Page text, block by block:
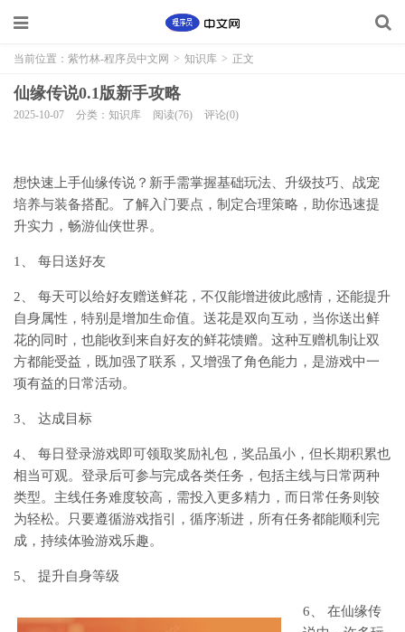
当前位置： 紫竹林-程序员中文网 > 知识库 > 正文
仙缘传说0.1版新手攻略
2025-10-07 分类：知识库 阅读(76) 评论(0)
想快速上手仙缘传说？新手需掌握基础玩法、升级技巧、战宠
培养与装备搭配。了解入门要点，制定合理策略，助你迅速提
升实力，畅游仙侠世界。
1、 每日送好友
2、 每天可以给好友赠送鲜花，不仅能增进彼此感情，还能提升
自身属性，特别是增加生命值。送花是双向互动，当你送出鲜
花的同时，也能收到来自好友的鲜花馈赠。这种互赠机制让双
方都能受益，既加强了联系，又增强了角色能力，是游戏中一
项有益的日常活动。
3、 达成目标
4、 每日登录游戏即可领取奖励礼包，奖品虽小，但长期积累也
相当可观。登录后可参与完成各类任务，包括主线与日常两种
类型。主线任务难度较高，需投入更多精力，而日常任务则较
为轻松。只要遵循游戏指引，循序渐进，所有任务都能顺利完
成，持续体验游戏乐趣。
5、 提升自身等级
6、 在仙缘传